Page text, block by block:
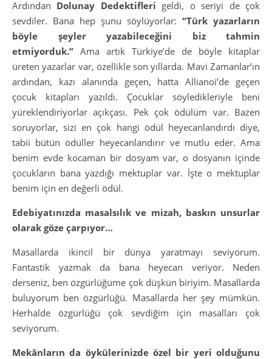
Ardından Dolunay Dedektifleri geldi, o seriyi de çok
sevdiler. Bana hep şunu söylüyorlar: “Türk yazarların
böyle şeyler yazabileceğini biz tahmin
etmiyorduk.” Ama artık Türkiye’de de böyle kitaplar
üreten yazarlar var, özellikle son yıllarda. Mavi Zamanlar’ın
ardından, kazı alanında geçen, hatta Allianoi’de geçen
çocuk kitapları yazıldı. Çocuklar söyledikleriyle beni
yüreklendiriyorlar açıkçası. Pek çok ödülüm var. Bazen
soruyorlar, sizi en çok hangi ödül heyecanlandırdı diye,
tabii bütün ödüller heyecanlandırır ve mutlu eder. Ama
benim evde kocaman bir dosyam var, o dosyanın içinde
çocukların bana yazdığı mektuplar var. İşte o mektuplar
benim için en değerli ödül.
Edebiyatınızda masalsılık ve mizah, baskın unsurlar
olarak göze çarpıyor…
Masallarda ikincil bir dünya yaratmayı seviyorum.
Fantastik yazmak da bana heyecan veriyor. Neden
derseniz, ben özgürlüğüme çok düşkün biriyim. Masallarda
buluyorum ben özgürlüğü. Masallarda her şey mümkün.
Herhalde özgürlüğü çok sevdiğim için masalları çok
seviyorum.
Mekânların da öykülerinizde özel bir yeri olduğunu